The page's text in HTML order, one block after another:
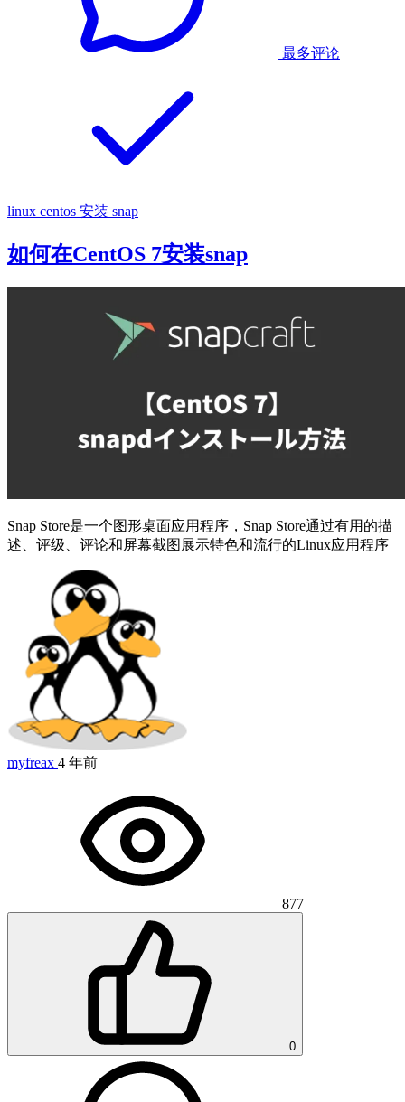
最多评论
linux centos 安装 snap
如何在CentOS 7安装snap
Snap Store是一个图形桌面应用程序，Snap Store通过有用的描
述、评级、评论和屏幕截图展示特色和流行的Linux应用程序
myfreax 4 年前
877
0